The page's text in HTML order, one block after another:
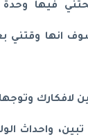
فيها وحدة
انها وقتني
لافكارك
واحداث